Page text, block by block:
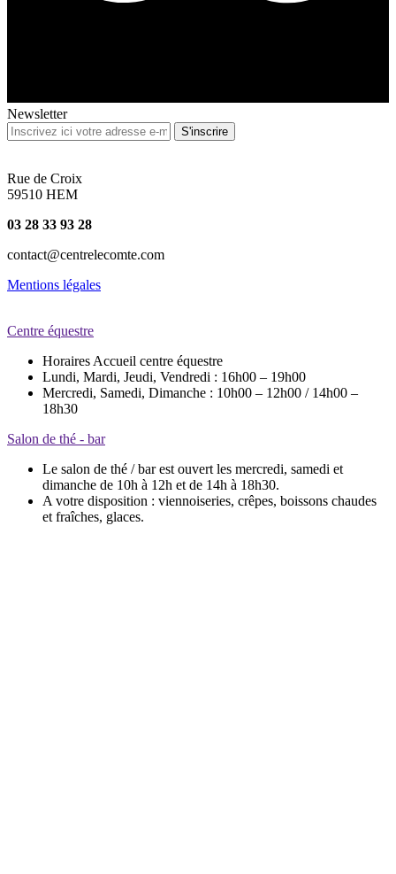
Newsletter
Rue de Croix
59510 HEM
03 28 33 93 28
contact@centrelecomte.com
Mentions légales
Centre équestre
Horaires Accueil centre équestre
Lundi, Mardi, Jeudi, Vendredi : 16h00 – 19h00
Mercredi, Samedi, Dimanche : 10h00 – 12h00 / 14h00 –
18h30
Salon de thé - bar
Le salon de thé / bar est ouvert les mercredi, samedi et
dimanche de 10h à 12h et de 14h à 18h30.
A votre disposition : viennoiseries, crêpes, boissons chaudes
et fraîches, glaces.